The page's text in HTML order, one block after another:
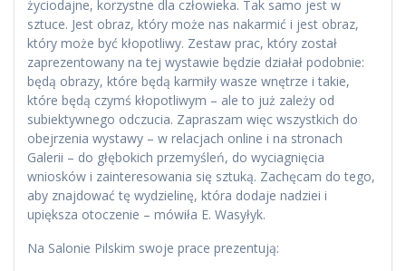
życiodajne, korzystne dla człowieka. Tak samo jest w
sztuce. Jest obraz, który może nas nakarmić i jest obraz,
który może być kłopotliwy. Zestaw prac, który został
zaprezentowany na tej wystawie będzie działał podobnie:
będą obrazy, które będą karmiły wasze wnętrze i takie,
które będą czymś kłopotliwym – ale to już zależy od
subiektywnego odczucia. Zapraszam więc wszystkich do
obejrzenia wystawy – w relacjach online i na stronach
Galerii – do głębokich przemyśleń, do wyciagnięcia
wniosków i zainteresowania się sztuką. Zachęcam do tego,
aby znajdować tę wydzielinę, która dodaje nadziei i
upiększa otoczenie – mówiła E. Wasyłyk.
Na Salonie Pilskim swoje prace prezentują: